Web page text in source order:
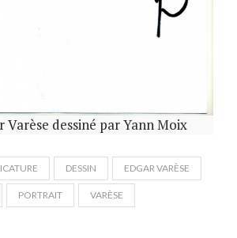
Varèse dessiné par Yann Moix
DESSIN EDGAR VARÈSE
PORTRAIT VARÈSE